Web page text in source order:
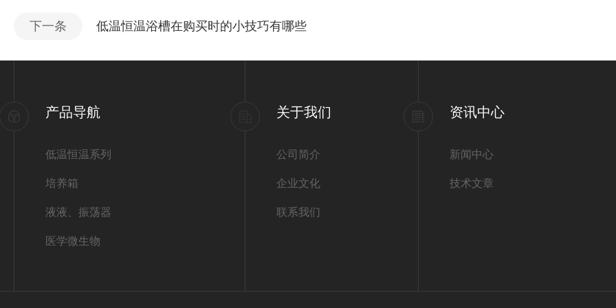
下一条 低温恒温浴槽在购买时的小技巧有哪些
产品导航
低温恒温系列
培养箱
液液、振荡器
医学微生物
关于我们
公司简介
企业文化
联系我们
资讯中心
新闻中心
技术文章